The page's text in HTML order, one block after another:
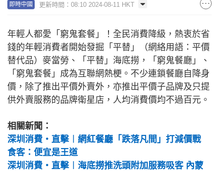
即時中國 更新時間：08:10 2024-08-11 HKT
年輕人都愛「窮鬼套餐」！全民消費降級，熱衷於省
錢的年輕消費者開始發掘「平替」（網絡用語：平價
替代品）麥當勞、「平替」海底撈，「窮鬼餐廳」、
「窮鬼套餐」成為互聯網熱梗。不少連鎖餐廳自降身
價，除了推出平價外賣外，亦推出平價子品牌及只提
供外賣服務的品牌衛星店，人均消費價均不過百元。
相關新聞：
深圳消費‧直擊︱網紅餐廳「跌落凡間」打減價戰
食客：便宜是王道
深圳消費‧直擊︱海底撈推洗頭附加服務吸客 內蒙